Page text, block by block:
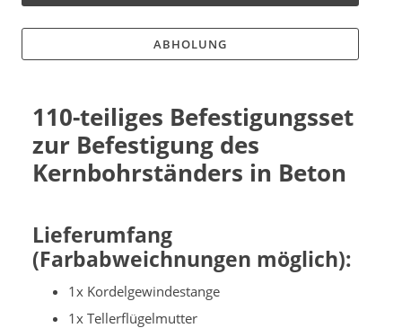
ABHOLUNG
110-teiliges Befestigungsset
zur Befestigung des
Kernbohrständers in Beton
Lieferumfang
(Farbabweichnungen möglich):
1x Kordelgewindestange
1x Tellerflügelmutter